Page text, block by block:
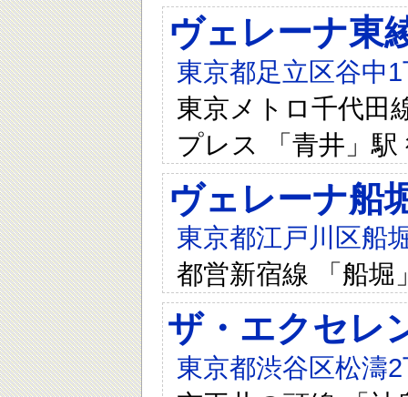
ヴェレーナ東
東京都足立区谷中
東京メトロ千代田
プレス 「青井」駅
ヴェレーナ船
東京都江戸川区船
都営新宿線 「船堀
ザ・エクセレ
東京都渋谷区松濤